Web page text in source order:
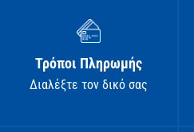
Τρόποι Πληρωμής
Διαλέξτε τον δικό σας